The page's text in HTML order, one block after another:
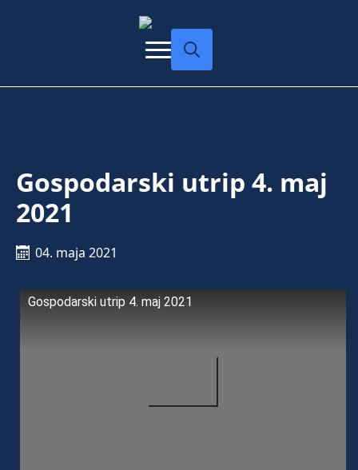
Gospodarski utrip 4. maj
2021
04. maja 2021
Gospodarski utrip 4. maj 2021